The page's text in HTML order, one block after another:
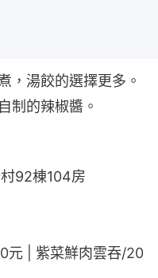
，湯餃的選擇更多。
制的辣椒醬。
92棟104房
元 | 紫菜鮮肉雲吞/20